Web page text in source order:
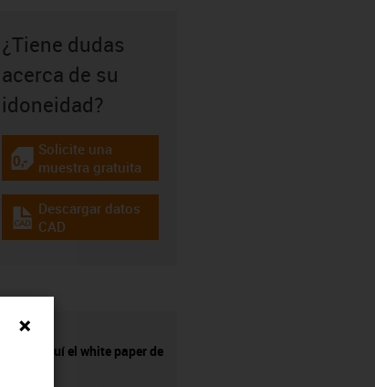
¿Tiene dudas
acerca de su
idoneidad?
igus-icon-gratismuster
Solicite una
muestra gratuita
igus-icon-cad-dateien
Descargar datos
CAD
Solicite aquí el white paper de